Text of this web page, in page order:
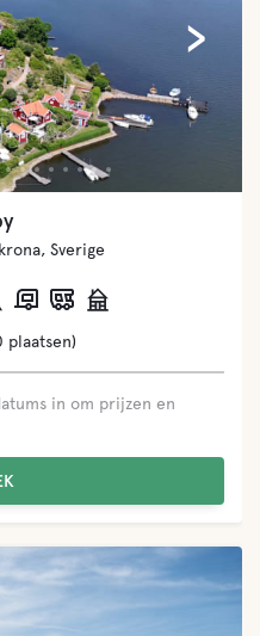
›
Sverige
plaatsen)
in om prijzen en